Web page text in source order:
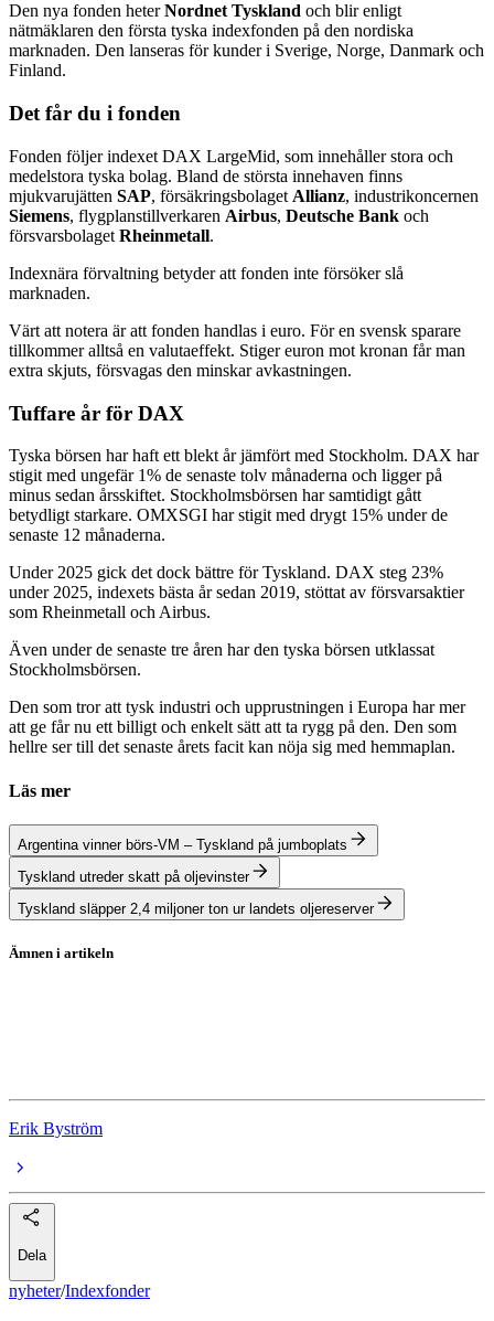
Den nya fonden heterNordnet Tyskland och blir enligt
nätmäklaren den första tyska indexfonden på den nordiska
marknaden. Den lanseras för kunder i Sverige, Norge, Danmark och
Finland.
Det får du i fonden
Fonden följer indexet DAX LargeMid, som innehåller stora och
medelstora tyska bolag. Bland de största innehaven finns
mjukvarujätten SAP, försäkringsbolaget Allianz, industrikoncernen
Siemens, flygplanstillverkaren Airbus, Deutsche Bank och
försvarsbolaget Rheinmetall.
Indexnära förvaltning betyder att fonden inte försöker slå
marknaden.
Värt att notera är att fonden handlas i euro. För en svensk sparare
tillkommer alltså en valutaeffekt. Stiger euron mot kronan får man
extra skjuts, försvagas den minskar avkastningen.
Tuffare år för DAX
Tyska börsen har haft ett blekt år jämfört med Stockholm. DAX har
stigit med ungefär 1% de senaste tolv månaderna och ligger på
minus sedan årsskiftet. Stockholmsbörsen har samtidigt gått
betydligt starkare. OMXSGI har stigit med drygt 15% under de
senaste 12 månaderna.
Under 2025 gick det dock bättre för Tyskland. DAX steg 23%
under 2025, indexets bästa år sedan 2019, stöttat av försvarsaktier
som Rheinmetall och Airbus.
Även under de senaste tre åren har den tyska börsen utklassat
Stockholmsbörsen.
Den som tror att tysk industri och upprustningen i Europa har mer
att ge får nu ett billigt och enkelt sätt att ta rygg på den. Den som
hellre ser till det senaste årets facit kan nöja sig med hemmaplan.
Läs mer
Argentina vinner börs-VM – Tyskland på jumboplats
Tyskland utreder skatt på oljevinster
Tyskland släpper 2,4 miljoner ton ur landets oljereserver
Ämnen i artikeln
Erik Byström
Dela
nyheter/Indexfonder